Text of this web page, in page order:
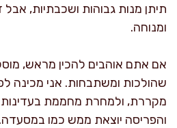
תיתן מנות גבוהות ושכבתיות, אבל
ומנוחה.
אם אתם אוהבים להכין מראש,
שהולכות ומשתבחות. אני מכינה
מקררת, ולמחרת מחממת
והפריסה יוצאת ממש כמו במסעדה.